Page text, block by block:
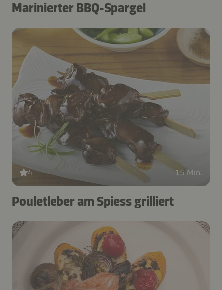
Marinierter BBQ-Spargel
4 15 Min.
Pouletleber am Spiess grilliert